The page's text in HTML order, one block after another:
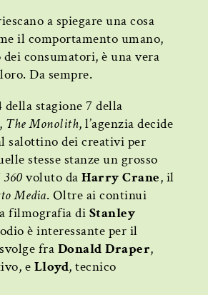
a spiegare una cosa
il comportamento umano,
consumatori, è una vera
Da sempre.
della stagione 7 della
, The Monolith, l’agenzia decide
salottino dei creativi per
stesse stanze un grosso
voluto daHarry Crane, il
Media. Oltre ai continui
filmografia di Stanley
è interessante per il
fra Donald Draper,
e Lloyd, tecnico